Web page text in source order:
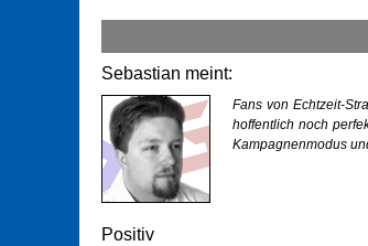
Sebastian meint:
Fans von Echtzeit-
hoffentlich noch
Kampagnenmodus
Positiv